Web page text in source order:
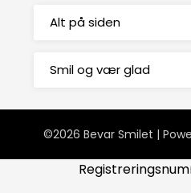
Alt på siden
Smil og vær glad
©2026 Bevar Smilet |